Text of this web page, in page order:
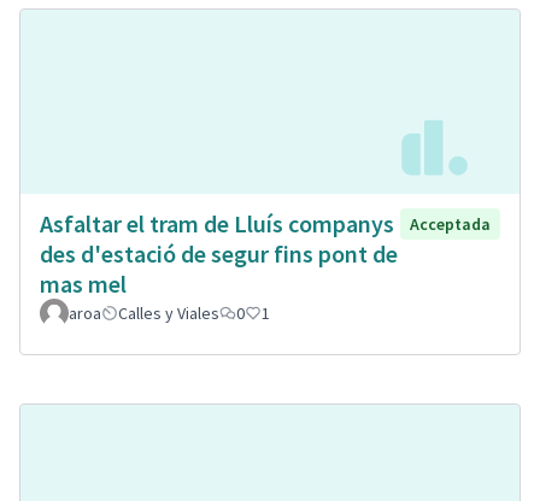
Asfaltar el tram de Lluís companys
des d'estació de segur fins pont de
mas mel
Acceptada
aroa Calles y Viales 0 1